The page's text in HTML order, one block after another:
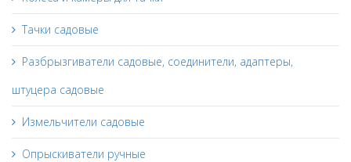
Тачки садовые
Разбрызгиватели садовые, соединители, адаптеры,
штуцера садовые
Измельчители садовые
Опрыскиватели ручные